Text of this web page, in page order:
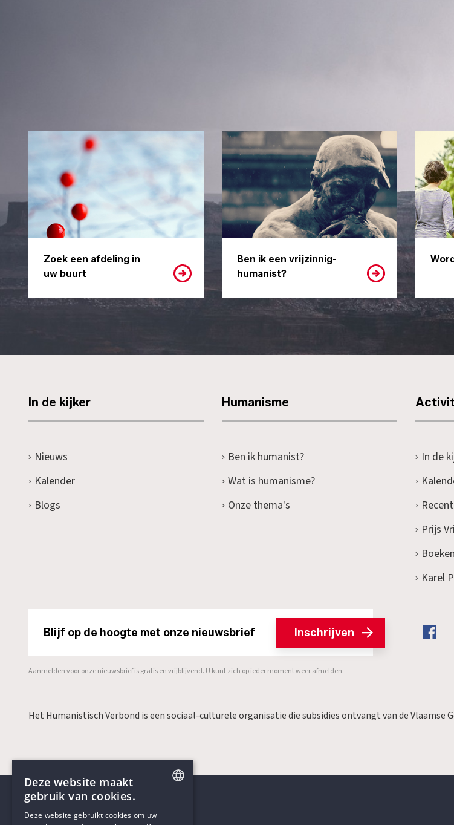
Zoek een afdeling in
uw buurt
Ben ik een vrijzinnig-
humanist?
In de kijker
Nieuws
Kalender
Blogs
Humanisme
Ben ik humanist?
Wat is humanisme?
Onze thema's
In de
Prijs
Karel
Blijf op de hoogte met onze nieuwsbrief Inschrijven
Aanmelden voor onze nieuwsbrief is gratis en vrijblijvend. U kunt zich op ieder moment weer afmelden.
Het Humanistisch Verbond is een sociaal-culturele organisatie die subsidies ontvangt van de Vlaamse
Deze website maakt
gebruik van cookies.
Deze website gebruikt cookies om uw